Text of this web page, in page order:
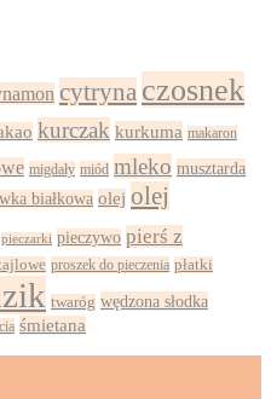
cytryna czosnek
kurczak kurkuma makaron
migdały miód mleko musztarda
białkowa olej olej
pieczarki pieczywo pierś z
proszek do pieczenia płatki
twaróg wędzona słodka
śmietana